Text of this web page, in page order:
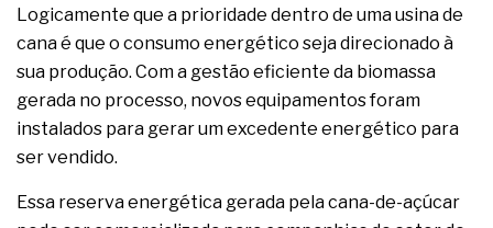
Logicamente que a prioridade dentro de uma usina de
cana é que o consumo energético seja direcionado à
sua produção. Com a gestão eficiente da biomassa
gerada no processo, novos equipamentos foram
instalados para gerar um excedente energético para
ser vendido.
Essa reserva energética gerada pela cana-de-açúcar